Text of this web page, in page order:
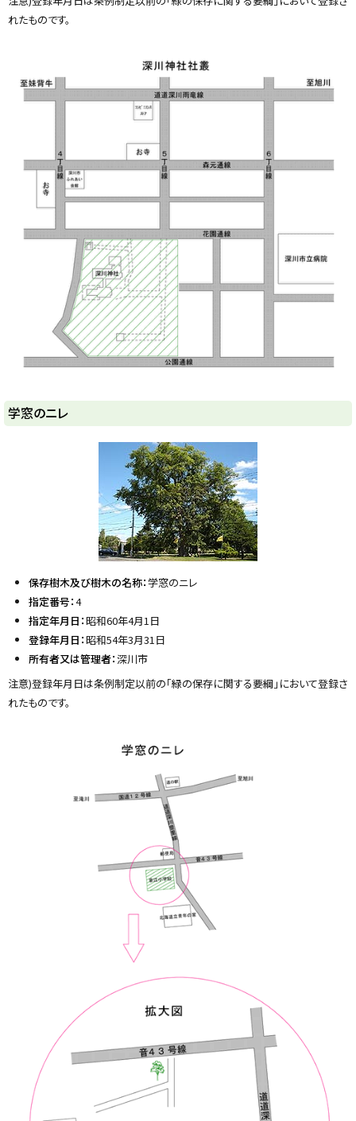
れたものです。
ト
ッ
学窓のニレ
保存樹木及び樹木の名称：学窓のニレ
指定番号：4
指定年月日：昭和60年4月1日
登録年月日：昭和54年3月31日
所有者又は管理者：深川市
注意)登録年月日は条例制定以前の「緑の保存に関する要綱」において登録さ
れたものです。